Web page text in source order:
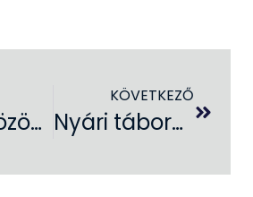
Iskolai közösségi szolgálat lehetősége a művelődési házban
KÖVETKEZŐ
Nyári táborok a művelődési házban